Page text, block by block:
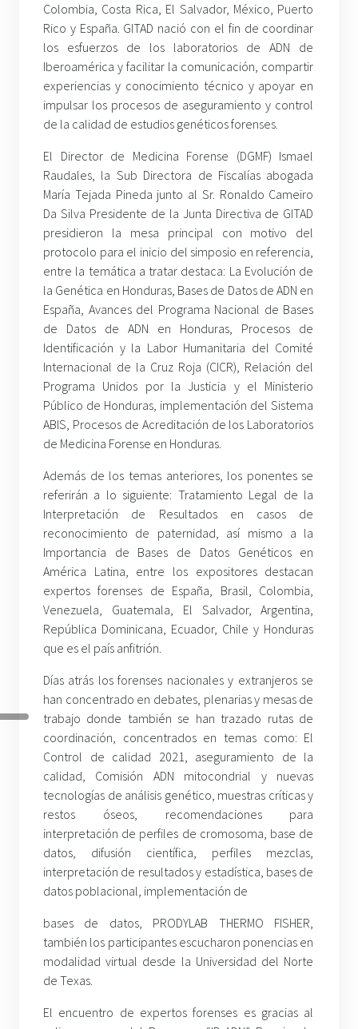
Colombia, Costa Rica, El Salvador, México, Puerto
Rico y España. GITAD nació con el fin de coordinar
los esfuerzos de los laboratorios de ADN de
Iberoamérica y facilitar la comunicación, compartir
experiencias y conocimiento técnico y apoyar en
impulsar los procesos de aseguramiento y control
de la calidad de estudios genéticos forenses.
El Director de Medicina Forense (DGMF) Ismael
Raudales, la Sub Directora de Fiscalías abogada
María Tejada Pineda junto al Sr. Ronaldo Cameiro
Da Silva Presidente de la Junta Directiva de GITAD
presidieron la mesa principal con motivo del
protocolo para el inicio del simposio en referencia,
entre la temática a tratar destaca: La Evolución de
la Genética en Honduras, Bases de Datos de ADN en
España, Avances del Programa Nacional de Bases
de Datos de ADN en Honduras, Procesos de
Identificación y la Labor Humanitaria del Comité
Internacional de la Cruz Roja (CICR), Relación del
Programa Unidos por la Justicia y el Ministerio
Público de Honduras, implementación del Sistema
ABIS, Procesos de Acreditación de los Laboratorios
de Medicina Forense en Honduras.
Además de los temas anteriores, los ponentes se
referirán a lo siguiente: Tratamiento Legal de la
Interpretación de Resultados en casos de
reconocimiento de paternidad, así mismo a la
Importancia de Bases de Datos Genéticos en
América Latina, entre los expositores destacan
expertos forenses de España, Brasil, Colombia,
Venezuela, Guatemala, El Salvador, Argentina,
República Dominicana, Ecuador, Chile y Honduras
que es el país anfitrión.
Días atrás los forenses nacionales y extranjeros se
han concentrado en debates, plenarias y mesas de
trabajo donde también se han trazado rutas de
coordinación, concentrados en temas como: El
Control de calidad 2021, aseguramiento de la
calidad, Comisión ADN mitocondrial y nuevas
tecnologías de análisis genético, muestras críticas y
restos óseos, recomendaciones para
interpretación de perfiles de cromosoma, base de
datos, difusión científica, perfiles mezclas,
interpretación de resultados y estadística, bases de
datos poblacional, implementación de
bases de datos, PRODYLAB THERMO FISHER,
también los participantes escucharon ponencias en
modalidad virtual desde la Universidad del Norte
de Texas.
El encuentro de expertos forenses es gracias al